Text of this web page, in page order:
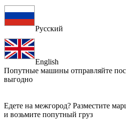
Русский
English
Попутные машины отправляйте
выгодно
Едете на межгород? Разместите
и возьмите попутный груз